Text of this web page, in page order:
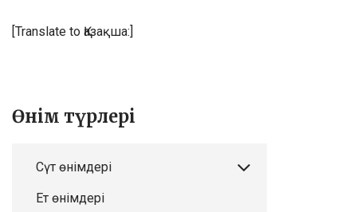
[Translate to Қазақша:]
Өнім түрлері
Сүт өнімдері
Ет өнімдері